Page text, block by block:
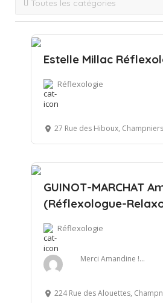
Estelle Millac
Réflexologie
27 Rue des Hiboux,
GUINOT-MARCHAT
(Réflexologue-
Réflexologie
Merci Amandine !...
224 Rue des Alouettes,